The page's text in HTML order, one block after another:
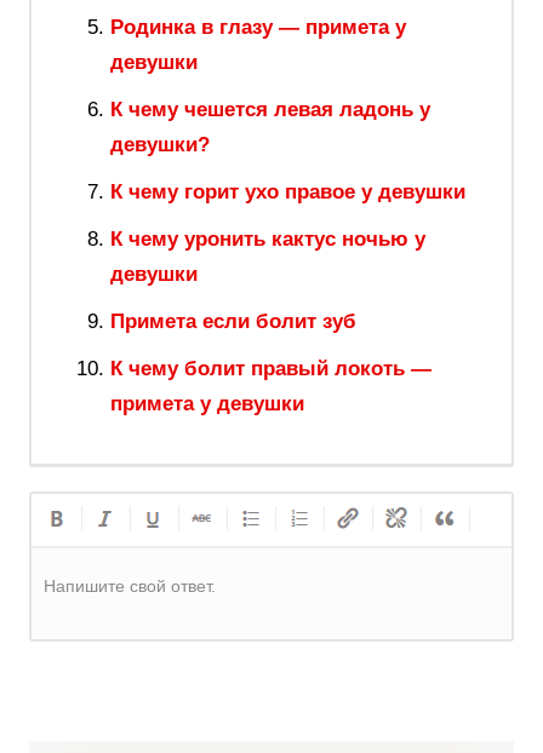
Родинка в глазу — примета у
девушки
К чему чешется левая ладонь у
девушки?
К чему горит ухо правое у девушки
К чему уронить кактус ночью у
девушки
Примета если болит зуб
К чему болит правый локоть —
примета у девушки
Напишите свой ответ.